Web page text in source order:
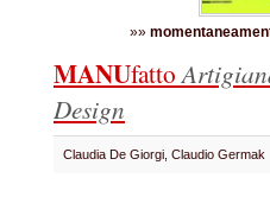
»»
MANUfatto
Design
Claudia De Giorgi, Claudio Germak